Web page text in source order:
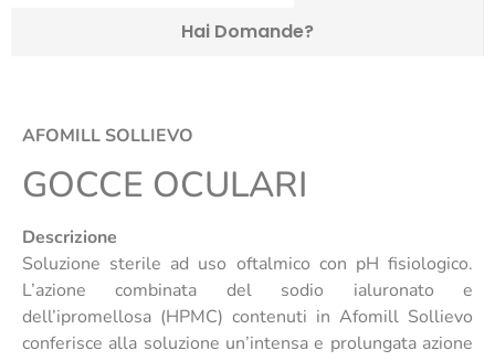
Hai Domande?
AFOMILL SOLLIEVO
GOCCE OCULARI
Descrizione
Soluzione sterile ad uso oftalmico con pH fisiologico.
L’azione combinata del sodio ialuronato e
dell’ipromellosa (HPMC) contenuti in Afomill Sollievo
conferisce alla soluzione un’intensa e prolungata azione